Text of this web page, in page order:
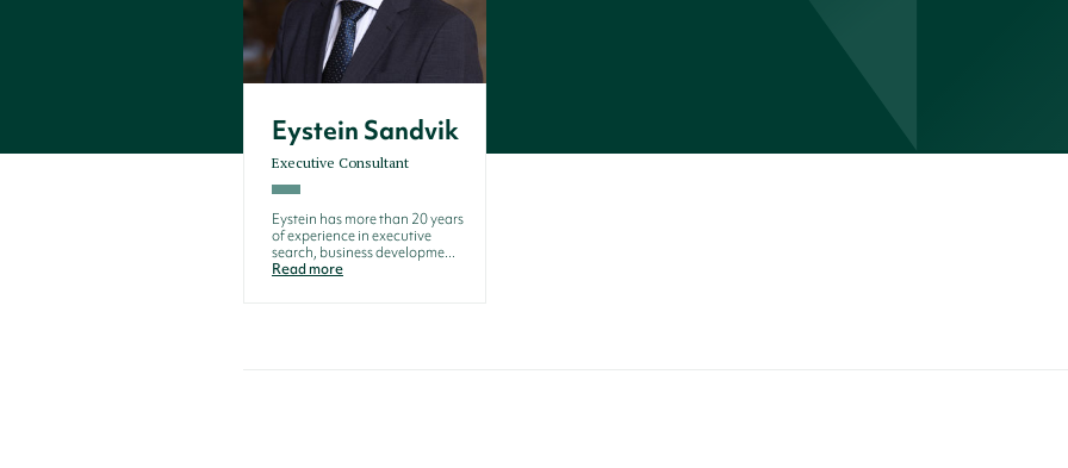
Eystein Sandvik
Executive Consultant
Eystein has more than 20 years
of experience in executive
search, business developme...
Read more